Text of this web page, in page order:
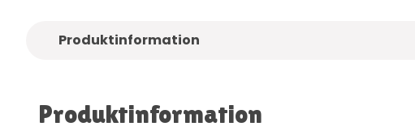
Produktinformation
Produktinformation